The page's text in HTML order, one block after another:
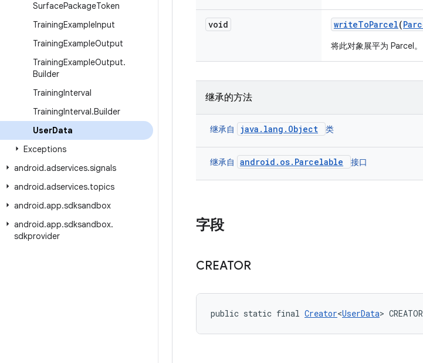
SurfacePackageToken
TrainingExampleInput
TrainingExampleOutput
TrainingExampleOutput.
Builder
TrainingInterval
TrainingInterval.Builder
UserData
Exceptions
android.adservices.signals
android.adservices.topics
android.app.sdksandbox
android.app.sdksandbox.
sdkprovider
void writeToParcel(
将此对象展平为 Parcel。
继承的方法
继承自 java.lang.Object 类
继承自 android.os.Parcelable 接口
字段
CREATOR
public static final Creator<UserData> CREATOR